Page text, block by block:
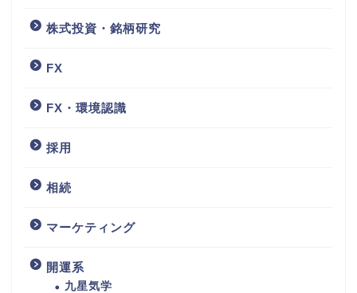
株式投資・銘柄研究
FX
FX・環境認識
採用
相続
マーケティング
開運系
九星気学